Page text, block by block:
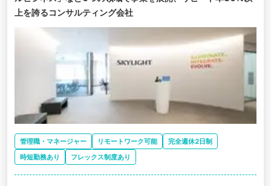
上を誇るコンサルティング会社
管理職・マネージャー リモートワーク可能
完全週休2日制
時短勤務あり
フレックス制度あり